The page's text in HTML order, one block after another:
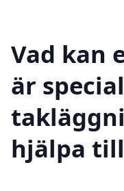
Vad kan
är
hjälpa